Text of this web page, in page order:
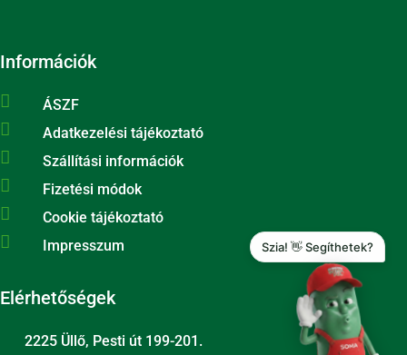
Információk
 ÁSZF
 Adatkezelési tájékoztató
 Szállítási információk
 Fizetési módok
 Cookie tájékoztató
 Impresszum
Elérhetőségek
2225 Üllő, Pesti út 199-201.
Szia! 👋 Segíthetek?